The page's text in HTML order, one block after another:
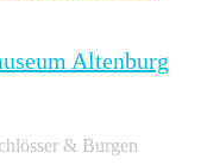
Altenburg
& Burgen